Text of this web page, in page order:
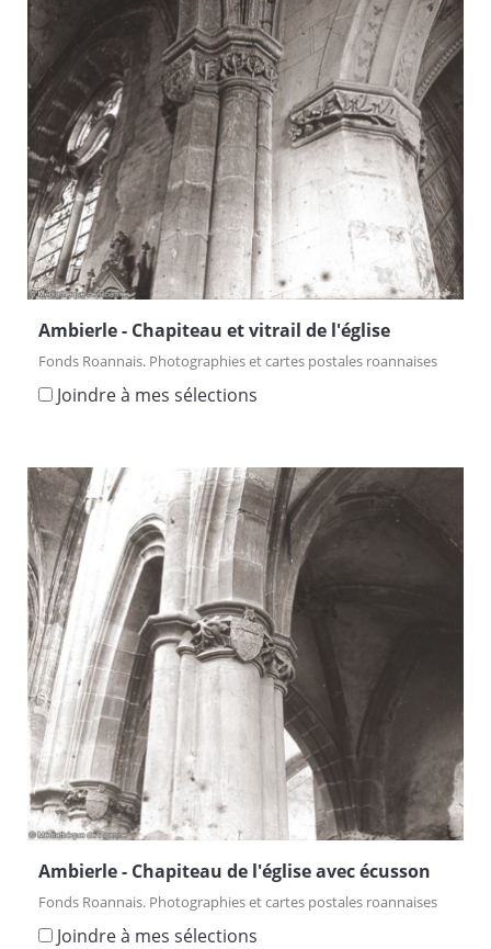
Ambierle - Chapiteau et vitrail de l'église
Fonds Roannais. Photographies et cartes postales roannaises
Joindre à mes sélections
Ambierle - Chapiteau de l'église avec écusson
Fonds Roannais. Photographies et cartes postales roannaises
Joindre à mes sélections